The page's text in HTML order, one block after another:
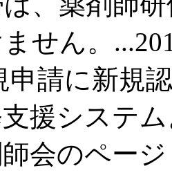
せん。
申請に新規
援システ
会のページ